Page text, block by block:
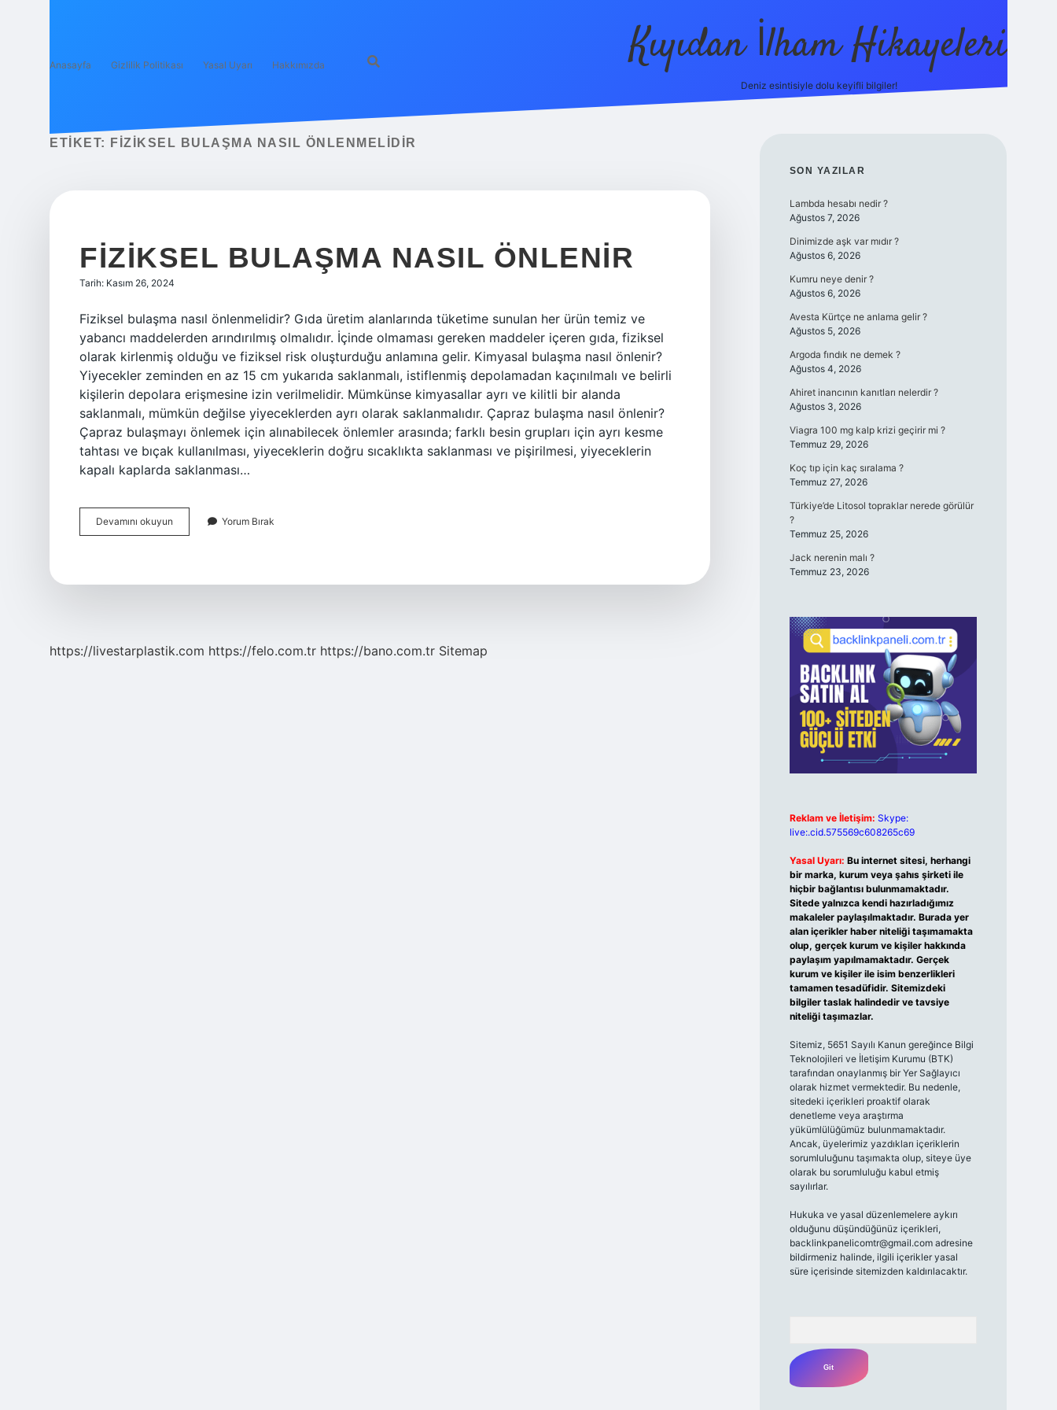
Anasayfa Gizlilik Politikası Yasal Uyarı Hakkımızda Kıyıdan İlham Hikayeleri
Deniz esintisiyle dolu keyifli bilgiler!
ETIKET: FIZIKSEL BULAŞMA NASIL ÖNLENMELIDIR
FIZIKSEL BULAŞMA NASIL ÖNLENIR
Tarih: Kasım 26, 2024
Fiziksel bulaşma nasıl önlenmelidir? Gıda üretim alanlarında tüketime sunulan her ürün temiz ve
yabancı maddelerden arındırılmış olmalıdır. İçinde olmaması gereken maddeler içeren gıda, fiziksel
olarak kirlenmiş olduğu ve fiziksel risk oluşturduğu anlamına gelir. Kimyasal bulaşma nasıl önlenir?
Yiyecekler zeminden en az 15 cm yukarıda saklanmalı, istiflenmiş depolamadan kaçınılmalı ve belirli
kişilerin depolara erişmesine izin verilmelidir. Mümkünse kimyasallar ayrı ve kilitli bir alanda
saklanmalı, mümkün değilse yiyeceklerden ayrı olarak saklanmalıdır. Çapraz bulaşma nasıl önlenir?
Çapraz bulaşmayı önlemek için alınabilecek önlemler arasında; farklı besin grupları için ayrı kesme
tahtası ve bıçak kullanılması, yiyeceklerin doğru sıcaklıkta saklanması ve pişirilmesi, yiyeceklerin
kapalı kaplarda saklanması…
Devamını okuyun
Bulaşma
Yorum Bırak
https://livestarplastik.com https://felo.com.tr https://bano.com.tr Sitemap
SIDEBAR
SON YAZILAR
Lambda hesabı nedir ?
Ağustos 7, 2026
Dinimizde aşk var mıdır ?
Ağustos 6, 2026
Kumru neye denir ?
Ağustos 6, 2026
Avesta Kürtçe ne anlama gelir ?
Ağustos 5, 2026
Argoda fındık ne demek ?
Ağustos 4, 2026
Ahiret inancının kanıtları nelerdir ?
Ağustos 3, 2026
Viagra 100 mg kalp krizi geçirir mi ?
Temmuz 29, 2026
Koç tıp için kaç sıralama ?
Temmuz 27, 2026
Türkiye’de Litosol topraklar nerede görülür
?
Temmuz 25, 2026
Jack nerenin malı ?
Temmuz 23, 2026
Reklam ve İletişim: Skype:
live:.cid.575569c608265c69
Yasal Uyarı: Bu internet sitesi, herhangi
bir marka, kurum veya şahıs şirketi ile
hiçbir bağlantısı bulunmamaktadır.
Sitede yalnızca kendi hazırladığımız
makaleler paylaşılmaktadır. Burada yer
alan içerikler haber niteliği taşımamakta
olup, gerçek kurum ve kişiler hakkında
paylaşım yapılmamaktadır. Gerçek
kurum ve kişiler ile isim benzerlikleri
tamamen tesadüfidir. Sitemizdeki
bilgiler taslak halindedir ve tavsiye
niteliği taşımazlar.
Sitemiz, 5651 Sayılı Kanun gereğince Bilgi
Teknolojileri ve İletişim Kurumu (BTK)
tarafından onaylanmış bir Yer Sağlayıcı
olarak hizmet vermektedir. Bu nedenle,
sitedeki içerikleri proaktif olarak
denetleme veya araştırma
yükümlülüğümüz bulunmamaktadır.
Ancak, üyelerimiz yazdıkları içeriklerin
sorumluluğunu taşımakta olup, siteye üye
olarak bu sorumluluğu kabul etmiş
sayılırlar.
Hukuka ve yasal düzenlemelere aykırı
olduğunu düşündüğünüz içerikleri,
backlinkpanelicomtr@gmail.comadresine
bildirmeniz halinde, ilgili içerikler yasal
süre içerisinde sitemizden kaldırılacaktır.